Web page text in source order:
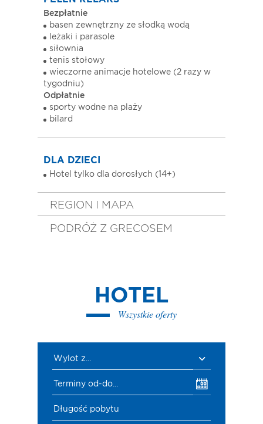
Bezpłatnie
basen zewnętrzny ze słodką wodą
leżaki i parasole
siłownia
tenis stołowy
wieczorne animacje hotelowe (2 razy w
tygodniu)
Odpłatnie
sporty wodne na plaży
bilard
DLA DZIECI
Hotel tylko dla dorosłych (14+)
REGION I MAPA
PODRÓŻ Z GRECOSEM
HOTEL
Wszystkie oferty
Wylot z...
Terminy od-do...
Długość pobytu